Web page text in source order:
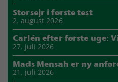
Storsejr i første test
2. august 2026
27. juli 2026
Mads Mensah er ny
21. juli 2026